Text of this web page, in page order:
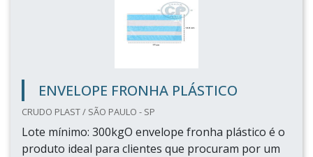
ENVELOPE FRONHA PLÁSTICO
CRUDO PLAST / SÃO PAULO - SP
Lote mínimo: 300kgO envelope fronha plástico é o
produto ideal para clientes que procuram por um